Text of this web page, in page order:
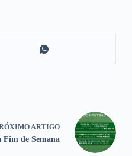
ARTIGO
Fim de Semana